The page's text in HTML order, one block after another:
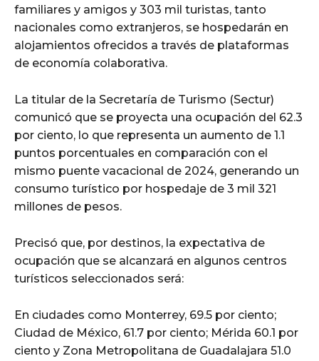
familiares y amigos y 303 mil turistas, tanto
nacionales como extranjeros, se hospedarán en
alojamientos ofrecidos a través de plataformas
de economía colaborativa.
La titular de la Secretaría de Turismo (Sectur)
comunicó que se proyecta una ocupación del 62.3
por ciento, lo que representa un aumento de 1.1
puntos porcentuales en comparación con el
mismo puente vacacional de 2024, generando un
consumo turístico por hospedaje de 3 mil 321
millones de pesos.
Precisó que, por destinos, la expectativa de
ocupación que se alcanzará en algunos centros
turísticos seleccionados será:
En ciudades como Monterrey, 69.5 por ciento;
Ciudad de México, 61.7 por ciento; Mérida 60.1 por
ciento y Zona Metropolitana de Guadalajara 51.0